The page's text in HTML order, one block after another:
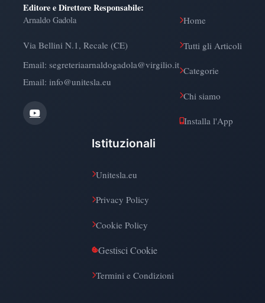
Editore e Direttore Responsabile:
Arnaldo Gadola
Via Bellini N.1, Recale (CE)
Email: segreteriaarnaldogadola@virgilio.it
Email: info@unitesla.eu
Home
Tutti gli Articoli
Categorie
Chi siamo
Installa l'App
Istituzionali
Unitesla.eu
Privacy Policy
Cookie Policy
Gestisci Cookie
Termini e Condizioni